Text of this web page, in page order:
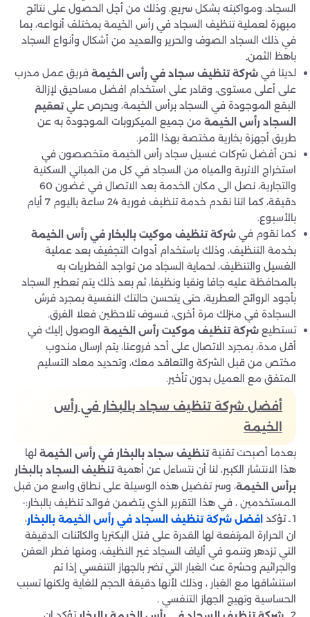
السجاد، ومواكبته بشكل سريع، وذلك من أجل الحصول على نتائج
مبهرة لعملية تنظيف السجاد في رأس الخيمة بمختلف أنواعه، بما
في ذلك السجاد الصوف والحرير والعديد من أشكال وأنواع السجاد
باهظ الثمن.
لدينا في شركة تنظيف سجاد في رأس الخيمة فريق عمل مدرب
على أعلى مستوى، وقادر على استخدام افضل مساحيق لإزالة
البقع الموجودة في السجاد برأس الخيمة، ويحرص عليتعقيم
السجاد رأس الخيمة من جميع الميكروبات الموجودة به عن
طريق أجهزة بخارية مختصة بهذا الأمر.
نحن أفضل شركات غسيل سجاد رأس الخيمة متخصصون في
استخراج الاتربة والمياه من السجاد في كل من المباني السكنية
والتجارية، نصل الى مكان الخدمة بعد الاتصال في غضون 60
دقيقة، كما اننا نقدم خدمة تنظيف فورية 24 ساعة باليوم 7 أيام
بالأسبوع.
كما نقوم في شركة تنظيف موكيت بالبخار في رأس الخيمة
بخدمة التنظيف، وذلك باستخدام أدوات التجفيف بعد عملية
الغسيل والتنظيف، لحماية السجاد من تواجد الفطريات به
بالمحافظة عليه جافا ونقيا ونظيفا، ثم بعد ذلك يتم تعطير السجاد
بأجود الروائح العطرية، حتى يتحسن حالتك النفسية بمجرد فرش
السجادة في منزلك مرة أخرى، فسوف تلاحظين فعلا الفرق.
تستطيع شركة تنظيف موكيت رأس الخيمة الوصول إليك في
أقل مدة، بمجرد الاتصال على أحد فروعنا، يتم ارسال مندوب
مختص من قبل الشركة والتعاقد معك، وتحديد معاد التسليم
المتفق مع العميل بدون تأخير.
أفضل شركة تنظيف سجاد بالبخار في رأس
الخيمة
بعدما أصبحت تقنيةتنظيف سجاد بالبخار في رأس الخيمة لها
هذا الانتشار الكبير، لنا أن نتساءل عن أهميةتنظيف السجاد بالبخار
برأس الخيمة، وسر تفضيل هذه الوسيلة على نطاق واسع من قبل
المستخدمين ، في هذا التقرير الذي يتضمن فوائد تنظيف بالبخار:-
1 ـ تؤكد
افضل شركة تنظيف السجاد في رأس الخيمة بالبخار،
ان الحرارة المرتفعة لها القدرة على قتل البكتريا والكائنات الدقيقة
التي تزدهر وتنمو في ألياف السجاد غير النظيف، ومنها فطر العفن
والجراثيم وحشرة عث الغبار التي تضر بالجهاز التنفسي إذا تم
استنشاقها مع الغبار ، وذلك لأنها دقيقة الحجم للغاية ولكنها تسبب
الحساسية وتهيج الجهاز التنفسي .